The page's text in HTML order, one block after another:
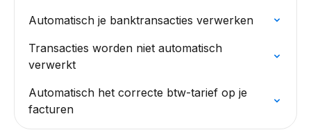
Automatisch je banktransacties verwerken
Transacties worden niet automatisch
verwerkt
Automatisch het correcte btw-tarief op je
facturen